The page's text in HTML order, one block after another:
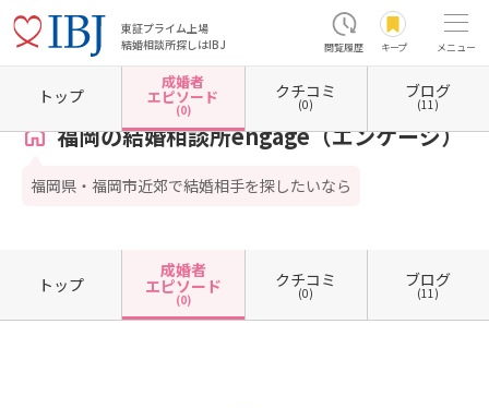
東証プライム上場
結婚相談所探しはIBJ
閲覧履歴 キープ メニュー
ホーム 福岡県の結婚相談所 福岡県福岡市 福岡県福岡市南区 福岡の結婚相談所
福岡の結婚相談所engage（エンゲージ）
福岡県・福岡市近郊で結婚相手を探したいなら
トップ
成婚者
エピソード
(0)
クチコミ
(0)
ブログ
(11)
トップ
成婚者
エピソード
(0)
クチコミ
(0)
ブログ
(11)